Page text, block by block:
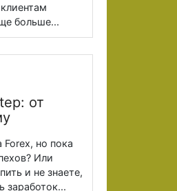
больше...
от
но пока
Или
и не знаете,
заработок...